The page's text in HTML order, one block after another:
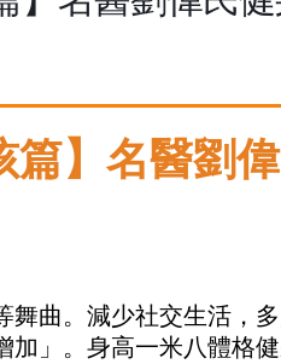
篇】名醫劉
舞曲。減少社交生活，
」。身高一米八體格